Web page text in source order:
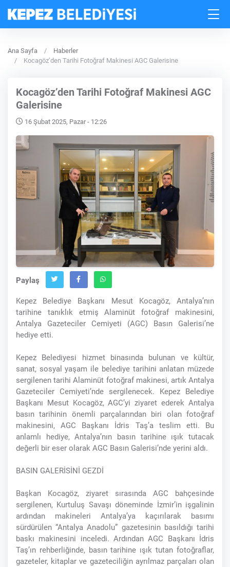
Ana Sayfa
Haberler
Kocagöz’den Tarihi Fotoğraf Makinesi AGC Galerisine
Kocagöz’den Tarihi Fotoğraf Makinesi AGC
Galerisine
16 Şubat 2025, Pazar - 12:26
Paylaş
Kepez Belediye Başkanı Mesut Kocagöz, Antalya’nın
tarihine tanıklık etmiş Alaminüt fotoğraf makinesini,
Antalya Gazeteciler Cemiyeti (AGC) Basın Galerisi’ne
hediye etti.
Kepez Belediyesi hizmet binasında bulunan ve kültür,
sanat, sosyal yaşam ile belediye tarihini anlatan müzede
sergilenen tarihi Alaminüt fotoğraf makinesi, artık Antalya
Gazeteciler Cemiyeti’nde sergilenecek. Kepez Belediye
Başkanı Mesut Kocagöz, AGC’yi ziyaret ederek Antalya
basın tarihinin önemli parçalarından biri olan fotoğraf
makinesini, AGC Başkanı İdris Taş’a teslim etti. Bu
anlamlı hediye, Antalya’nın basın tarihine ışık tutacak
değerli bir eser olarak AGC Basın Galerisi’nde yerini aldı.
BASIN GALERİSİNİ GEZDİ
Başkan Kocagöz, ziyaret sırasında AGC bahçesinde
sergilenen, Kurtuluş Savaşı döneminde İzmir’in işgalinin
ardından makineleri Antalya’ya kaçırılarak basımı
sürdürülen “Antalya Anadolu” gazetesinin basıldığı tarihi
baskı makinesini inceledi. Ardından AGC Başkanı İdris
Taş’ın rehberliğinde, basın tarihine ışık tutan fotoğraflar,
gazeteler, kitaplar ve gazeteciliğin ayrılmaz parçaları olan